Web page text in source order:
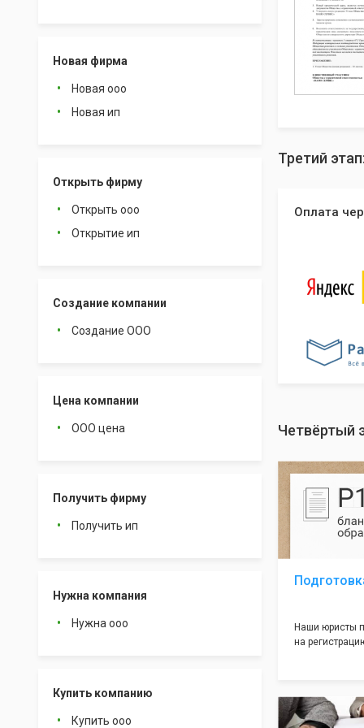
Новая фирма
Новая ооо
Новая ип
Открыть фирму
Открыть ооо
Открытие ип
Создание компании
Создание ООО
Цена компании
ООО цена
Получить фирму
Получить ип
Нужна компания
Нужна ооо
Купить компанию
Купить ооо
Третий
Оплата
Четвёртый
Наши юристы
на
большая
многолетним